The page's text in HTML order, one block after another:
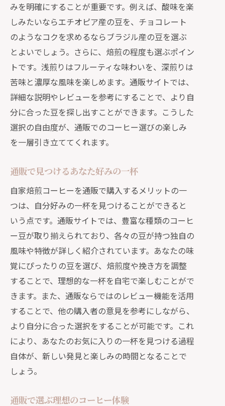
みを明確にすることが重要です。例えば、酸味を楽
しみたいならエチオピア産の豆を、チョコレート
のようなコクを求めるならブラジル産の豆を選ぶ
とよいでしょう。さらに、焙煎の程度も選ぶポイン
トです。浅煎りはフルーティな味わいを、深煎りは
苦味と濃厚な風味を楽しめます。通販サイトでは、
詳細な説明やレビューを参考にすることで、より自
分に合った豆を探し出すことができます。こうした
選択の自由度が、通販でのコーヒー選びの楽しみ
を一層引き立ててくれます。
通販で見つけるあなた好みの一杯
自家焙煎コーヒーを通販で購入するメリットの一
つは、自分好みの一杯を見つけることができると
いう点です。通販サイトでは、豊富な種類のコーヒ
ー豆が取り揃えられており、各々の豆が持つ独自の
風味や特徴が詳しく紹介されています。あなたの味
覚にぴったりの豆を選び、焙煎度や挽き方を調整
することで、理想的な一杯を自宅で楽しむことがで
きます。また、通販ならではのレビュー機能を活用
することで、他の購入者の意見を参考にしながら、
より自分に合った選択をすることが可能です。これ
により、あなたのお気に入りの一杯を見つける過程
自体が、新しい発見と楽しみの時間となることで
しょう。
通販で選ぶ理想のコーヒー体験